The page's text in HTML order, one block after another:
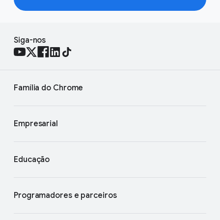
Siga-nos
Família do Chrome
Empresarial
Educação
Programadores e parceiros